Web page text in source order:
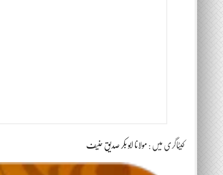
کیٹاگری میں : مولانا ابو بکر صدیق حنیف